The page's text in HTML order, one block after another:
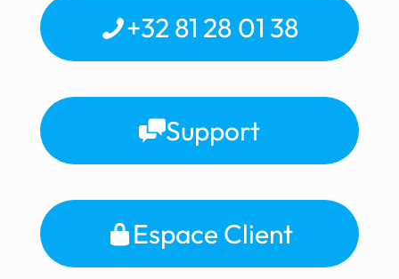
+32 81 28 01 38
Support
Espace Client